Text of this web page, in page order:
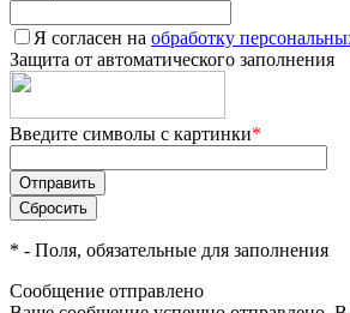
Я согласен на обработку
Защита от автоматического заполнения
Введите символы с картинки*
* - Поля, обязательные для заполнения
Сообщение отправлено